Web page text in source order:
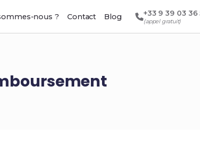
nous ? Contact Blog +33 9 39 03 36
(appel gratuit)